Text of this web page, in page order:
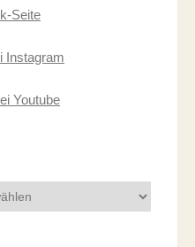
Seite
Instagram
Youtube